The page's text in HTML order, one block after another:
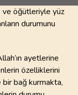
ve öğütleriyle yüz
durumunu
ayetlerine
özelliklerini
bağ kurmakta,